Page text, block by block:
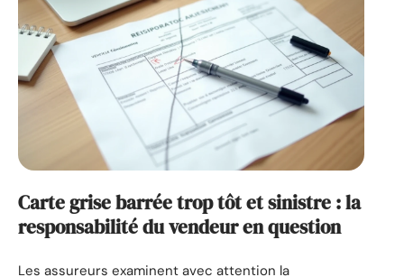
Carte grise barrée trop tôt et sinistre : la
responsabilité du vendeur en question
Les assureurs examinent avec attention la